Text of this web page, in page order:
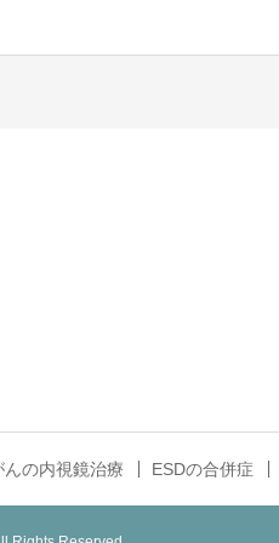
んの内視鏡治療 ESDの合併症